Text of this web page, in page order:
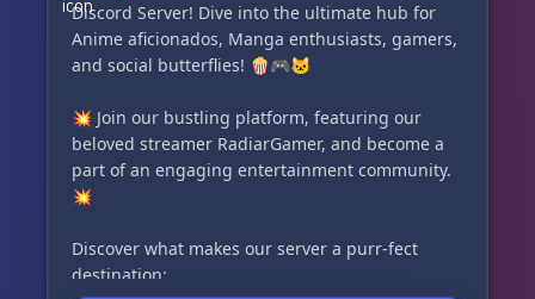
Discord Server! Dive into the ultimate hub for
Anime aficionados, Manga enthusiasts, gamers,
and social butterflies! 🍿🎮🐱
💥 Join our bustling platform, featuring our
beloved streamer RadiarGamer, and become a
part of an engaging entertainment community.
💥
Discover what makes our server a purr-fect
destination: